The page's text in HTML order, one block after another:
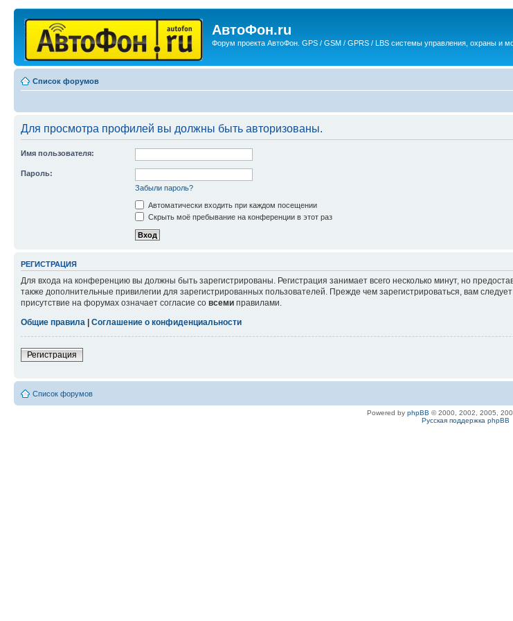
АвтоФон.ru
Форум проекта АвтоФон. GPS / GSM / GPRS / LBS системы управления, охраны и
Список форумов
Для просмотра профилей вы должны быть авторизованы.
Имя пользователя:
Пароль:
Забыли пароль?
Автоматически входить при каждом посещении
Скрыть моё пребывание на конференции в этот раз
РЕГИСТРАЦИЯ
Для входа на конференцию вы должны быть зарегистрированы. Регистрация занимает всего несколько минут, но
также дополнительные привилегии для зарегистрированных пользователей. Прежде чем зарегистрироваться, вам
присутствие на форумах означает согласие со всеми правилами.
Общие правила | Соглашение о конфиденциальности
Регистрация
Список форумов
Powered by phpBB © 2000, 2002, 2005,
Русская поддержка phpBB